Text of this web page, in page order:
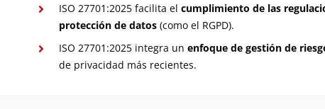
ISO 27701:2025 facilita elcumplimiento de las
protección de datos (como el RGPD).
ISO 27701:2025 integra unenfoque de gestión de
de privacidad más recientes.